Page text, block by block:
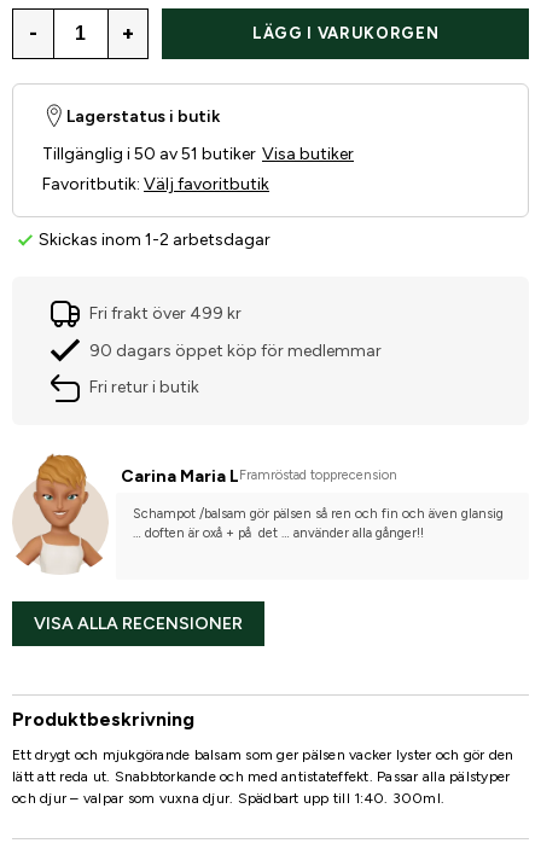
- + LÄGG I VARUKORGEN
Skickas inom 1-2 arbetsdagar
Lagerstatus i butik
Tillgänglig i 50 av 51 butiker Visa butiker
Favoritbutik: Välj favoritbutik
Fri frakt över 499 kr
90 dagars öppet köp för medlemmar
Fri retur i butik
Carina Maria L Framröstad topprecension
Schampot /balsam gör pälsen så ren och fin och även glansig
… doften är oxå + på  det … använder alla gånger!!
VISA ALLA RECENSIONER
Produktbeskrivning
Ett drygt och mjukgörande balsam som ger pälsen vacker lyster och gör den
lätt att reda ut. Snabbtorkande och med antistateffekt. Passar alla pälstyper
och djur – valpar som vuxna djur. Spädbart upp till 1:40. 300ml.